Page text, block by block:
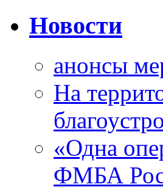
Новости
анонсы
На
«Одна
ФМБА